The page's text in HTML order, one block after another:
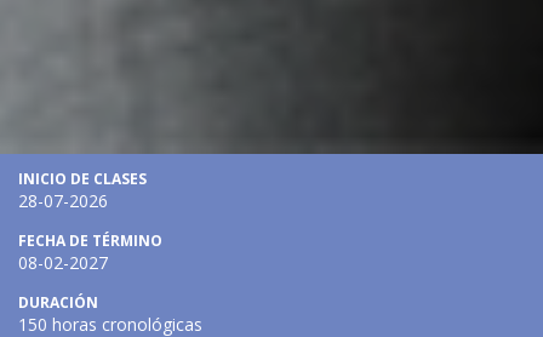
INICIO DE CLASES
28-07-2026
FECHA DE TÉRMINO
08-02-2027
DURACIÓN
150 horas cronológicas